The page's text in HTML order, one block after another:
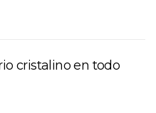
cristalino en todo